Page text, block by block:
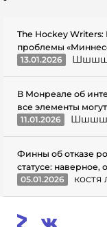
The Hockey
проблемы
13.01.2026
В Монреале об
все элементы
11.01.2026
Финны об отказе
статусе: наверное,
05.01.2026
костя